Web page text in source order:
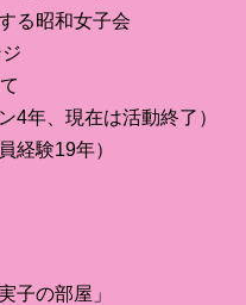
る昭和女子会
4年、現在は活動終了）
経験19年）
子の部屋」